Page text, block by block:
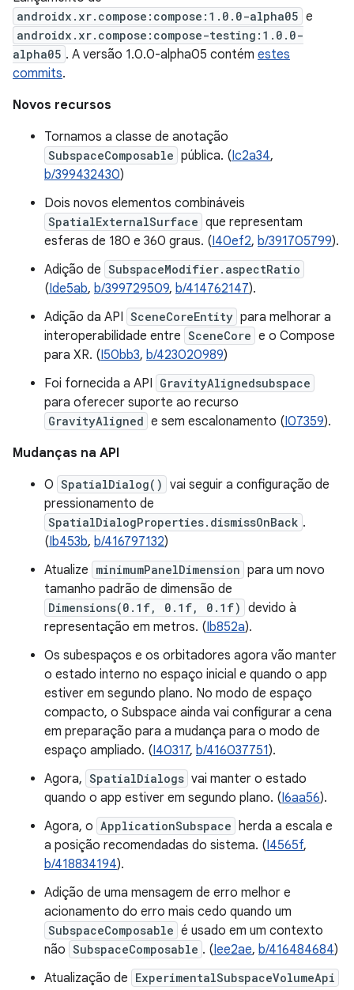
androidx.xr.compose:compose:1.0.0-alpha05 e
androidx.xr.compose:compose-testing:1.0.0-
alpha05 . A versão 1.0.0-alpha05 contém estes
commits.
Novos recursos
Tornamos a classe de anotação
SubspaceComposable pública. (Ic2a34,
b/399432430)
Dois novos elementos combináveis
SpatialExternalSurface que representam
esferas de 180 e 360 graus. (I40ef2, b/391705799).
Adição de SubspaceModifier.aspectRatio
(Ide5ab, b/399729509, b/414762147).
Adição da API SceneCoreEntity para melhorar a
interoperabilidade entre SceneCore e o Compose
para XR. (I50bb3, b/423020989)
Foi fornecida a API GravityAlignedsubspace
para oferecer suporte ao recurso
GravityAligned e sem escalonamento (I07359).
Mudanças na API
O SpatialDialog() vai seguir a configuração de
pressionamento de
SpatialDialogProperties.dismissOnBack .
(Ib453b, b/416797132)
Atualize minimumPanelDimension para um novo
tamanho padrão de dimensão de
Dimensions(0.1f, 0.1f, 0.1f) devido à
representação em metros. (Ib852a).
Os subespaços e os orbitadores agora vão manter
o estado interno no espaço inicial e quando o app
estiver em segundo plano. No modo de espaço
compacto, o Subspace ainda vai configurar a cena
em preparação para a mudança para o modo de
espaço ampliado. (I40317, b/416037751).
Agora, SpatialDialogs vai manter o estado
quando o app estiver em segundo plano. (I6aa56).
Agora, o ApplicationSubspace herda a escala e
a posição recomendadas do sistema. (I4565f,
b/418834194).
Adição de uma mensagem de erro melhor e
acionamento do erro mais cedo quando um
SubspaceComposable é usado em um contexto
não SubspaceComposable . (Iee2ae, b/416484684)
Atualização de ExperimentalSubspaceVolumeApi